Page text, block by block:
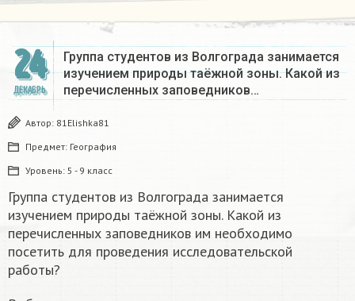
24
ДЕКАБРЬ
Группа студентов из Волгограда занимается
изучением природы таёжной зоны. Какой из
перечисленных заповедников…
Автор: 81Elishka81
Предмет: География
Уровень: 5 - 9 класс
Группа студентов из Волгограда занимается
изучением природы таёжной зоны. Какой из
перечисленных заповедников им необходимо
посетить для проведения исследовательской
работы?